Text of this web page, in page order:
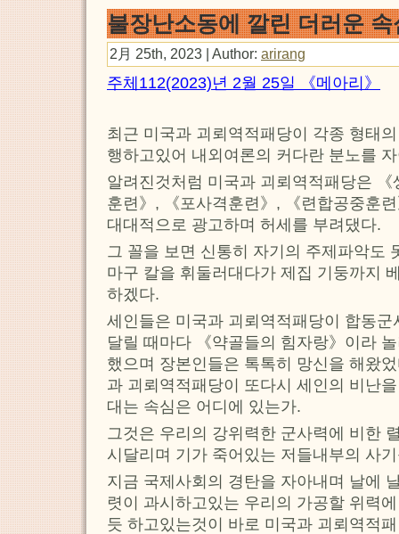
불장난소동에 깔린 더러운 속
2月 25th, 2023 | Author: arirang
주체112(2023)년 2월 25일 《메아리》
최근 미국과 괴뢰역적패당이 각종 형태
행하고있어 내외여론의 커다란 분노를
알려진것처럼 미국과 괴뢰역적패당은
훈련》, 《포사격훈련》, 《련합공중훈
대대적으로 광고하며 허세를 부려댔다.
그 꼴을 보면 신통히 자기의 주제파악도
마구 칼을 휘둘러대다가 제집 기둥까지
하겠다.
세인들은 미국과 괴뢰역적패당이 합동
달릴 때마다 《약골들의 힘자랑》이라
했으며 장본인들은 톡톡히 망신을 해왔
과 괴뢰역적패당이 또다시 세인의 비난
대는 속심은 어디에 있는가.
그것은 우리의 강위력한 군사력에 비한
시달리며 기가 죽어있는 저들내부의 사
지금 국제사회의 경탄을 자아내며 날에
렷이 과시하고있는 우리의 가공할 위력
듯 하고있는것이 바로 미국과 괴뢰역적